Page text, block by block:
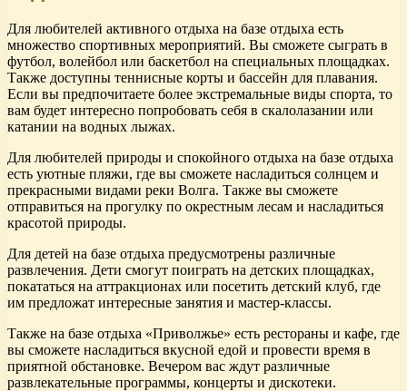
Для любителей активного отдыха на базе отдыха есть
множество спортивных мероприятий. Вы сможете сыграть в
футбол, волейбол или баскетбол на специальных площадках.
Также доступны теннисные корты и бассейн для плавания.
Если вы предпочитаете более экстремальные виды спорта, то
вам будет интересно попробовать себя в скалолазании или
катании на водных лыжах.
Для любителей природы и спокойного отдыха на базе отдыха
есть уютные пляжи, где вы сможете насладиться солнцем и
прекрасными видами реки Волга. Также вы сможете
отправиться на прогулку по окрестным лесам и насладиться
красотой природы.
Для детей на базе отдыха предусмотрены различные
развлечения. Дети смогут поиграть на детских площадках,
покататься на аттракционах или посетить детский клуб, где
им предложат интересные занятия и мастер-классы.
Также на базе отдыха «Приволжье» есть рестораны и кафе, где
вы сможете насладиться вкусной едой и провести время в
приятной обстановке. Вечером вас ждут различные
развлекательные программы, концерты и дискотеки.